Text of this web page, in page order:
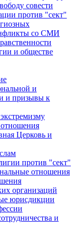
совести
против "сект"
со СМИ
и обществе
и
и призывы к
Церковь и
против "сект"
отношения
организаций
юрисдикции
и